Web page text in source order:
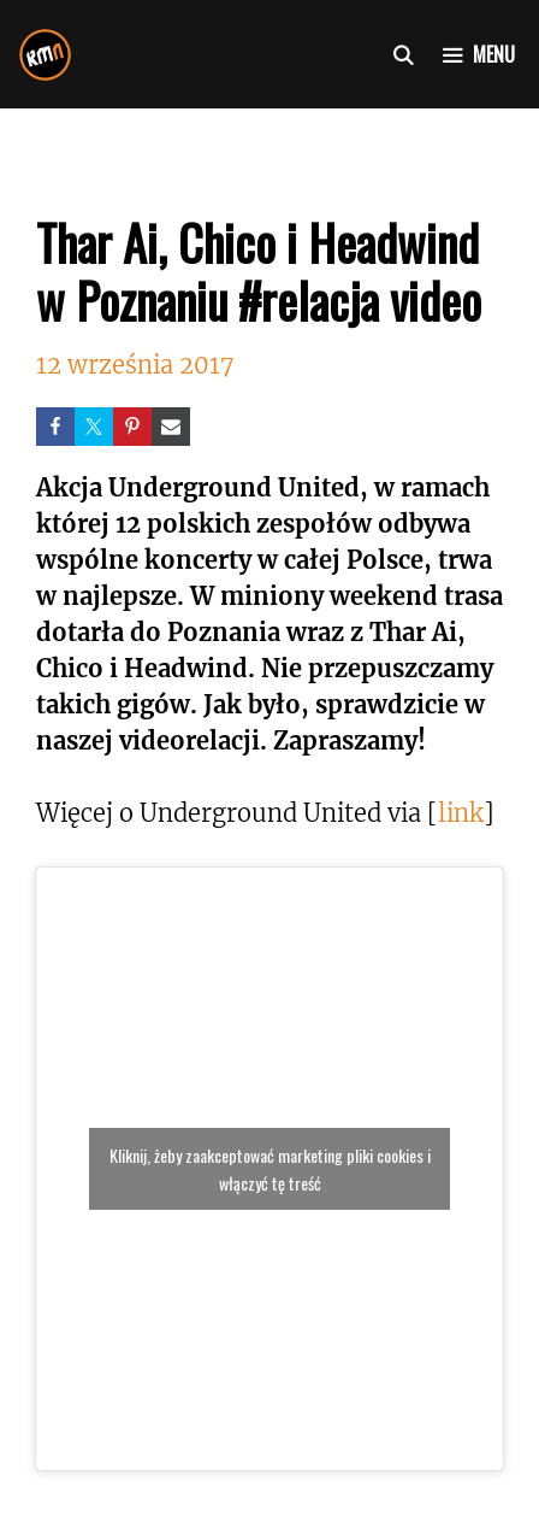
do
treści
MENU
Thar Ai, Chico i Headwind
w Poznaniu #relacja video
12 września 2017
Akcja Underground United, w ramach
której 12 polskich zespołów odbywa
wspólne koncerty w całej Polsce, trwa
w najlepsze. W miniony weekend trasa
dotarła do Poznania wraz z Thar Ai,
Chico i Headwind. Nie przepuszczamy
takich gigów. Jak było, sprawdzicie w
naszej videorelacji. Zapraszamy!
Więcej o Underground United via [link]
Kliknij, żeby zaakceptować marketing pliki cookies i
włączyć tę treść